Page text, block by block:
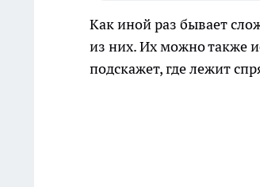
Как иной раз бывает
из них. Их можно также
подскажет, где лежит